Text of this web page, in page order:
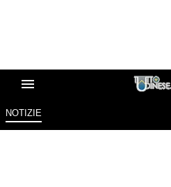
NOTIZIE